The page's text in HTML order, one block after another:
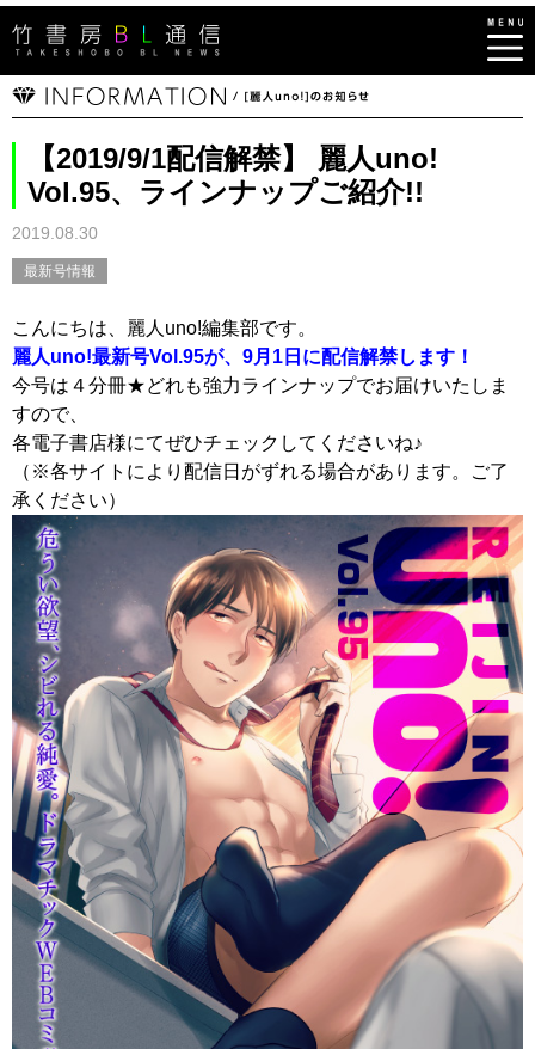
【2019/9/1配信解禁】 麗人uno!
Vol.95、ラインナップご紹介!!
2019.08.30
最新号情報
こんにちは、麗人uno!編集部です。
麗人uno!最新号Vol.95が、9月1日に配信解禁します！
今号は４分冊★どれも強力ラインナップでお届けいたしま
すので、
各電子書店様にてぜひチェックしてくださいね♪
（※各サイトにより配信日がずれる場合があります。ご了
承ください）